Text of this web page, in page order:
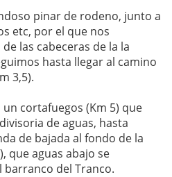
pinar de rodeno, junto a
etc, por el que nos
las cabeceras de la la
hasta llegar al camino
3,5).
cortafuegos (Km 5) que
de aguas, hasta
de bajada al fondo de la
que aguas abajo se
del Tranco.